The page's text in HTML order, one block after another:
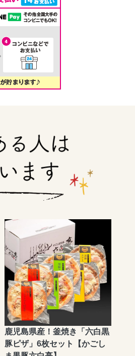
鹿児島県産！釜焼き「六白黒
豚ピザ」6枚セット【かごし